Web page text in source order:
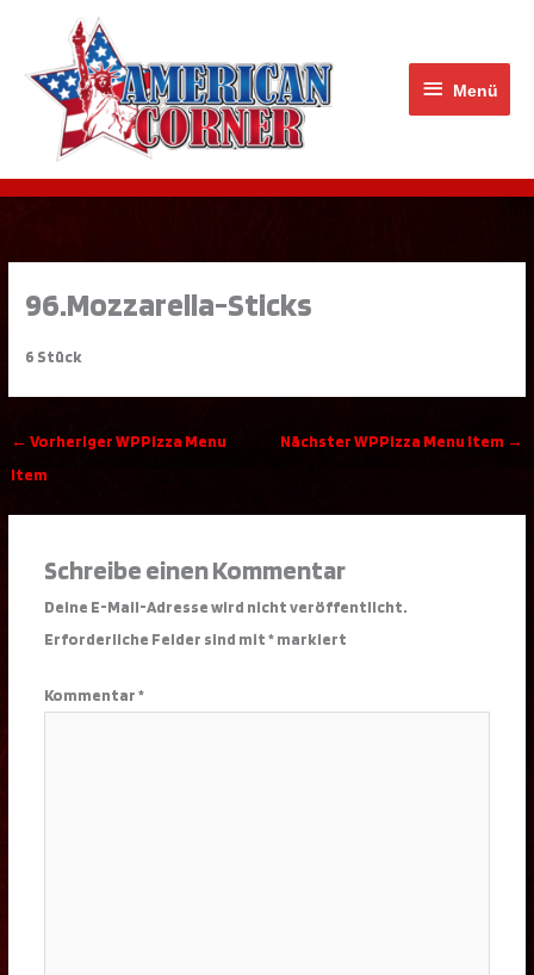
springen
Menü
96.Mozzarella-Sticks
6 Stück
← Vorheriger WPPizza Menu
Item
Nächster WPPizza Menu Item →
Schreibe einen Kommentar
Deine E-Mail-Adresse wird nicht veröffentlicht.
Erforderliche Felder sind mit*markiert
Kommentar*